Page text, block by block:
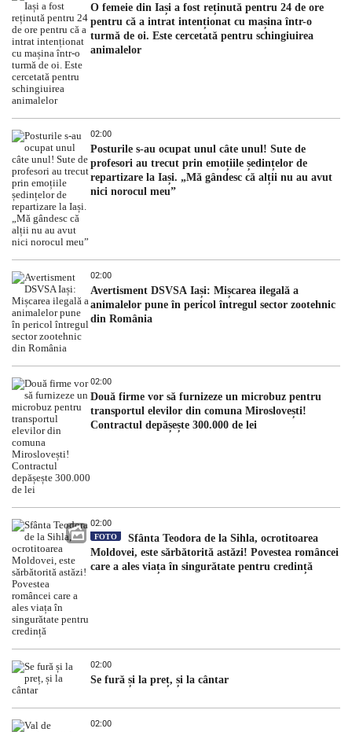
O femeie din Iași a fost reținută pentru 24 de ore
pentru că a intrat intenționat cu mașina într-o
turmă de oi. Este cercetată pentru schingiuirea
animalelor
02:00
Posturile s-au ocupat unul câte unul! Sute de
profesori au trecut prin emoțiile ședințelor de
repartizare la Iași. „Mă gândesc că alții nu au avut
nici norocul meu”
02:00
Avertisment DSVSA Iași: Mișcarea ilegală a
animalelor pune în pericol întregul sector zootehnic
din România
02:00
Două firme vor să furnizeze un microbuz pentru
transportul elevilor din comuna Miroslovești!
Contractul depășește 300.000 de lei
02:00
FOTO
Sfânta Teodora de la Sihla, ocrotitoarea
Moldovei, este sărbătorită astăzi! Povestea româncei
care a ales viața în singurătate pentru credință
02:00
Se fură și la preț, și la cântar
02:00